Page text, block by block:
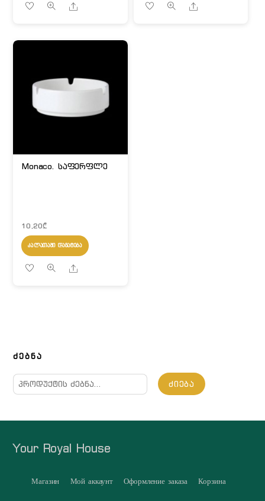
Share Share
Monaco. საფერფლე
10,20₾
ᲙᲐᲚᲐᲗᲐᲨᲘ ᲓᲐᲛᲐᲢᲔᲑᲐ
Share
ᲫᲔᲑᲜᲐ
ძებნა:
ᲫᲘᲔᲑᲐ
Your Royal House
Магазин Мой аккаунт Оформление заказа Корзина